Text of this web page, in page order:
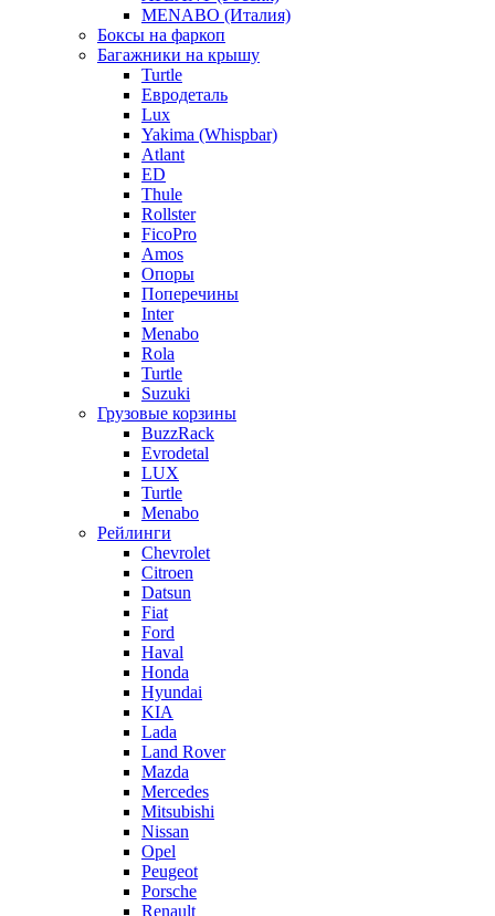
MENABO (Италия)
Боксы на фаркоп
Багажники на крышу
Turtle
Евродеталь
Lux
Yakima (Whispbar)
Atlant
ED
Thule
Rollster
FicoPro
Amos
Опоры
Поперечины
Inter
Menabo
Rola
Turtle
Suzuki
Грузовые корзины
BuzzRack
Evrodetal
LUX
Turtle
Menabo
Рейлинги
Chevrolet
Citroen
Datsun
Fiat
Ford
Haval
Honda
Hyundai
KIA
Lada
Land Rover
Mazda
Mercedes
Mitsubishi
Nissan
Opel
Peugeot
Porsche
Renault